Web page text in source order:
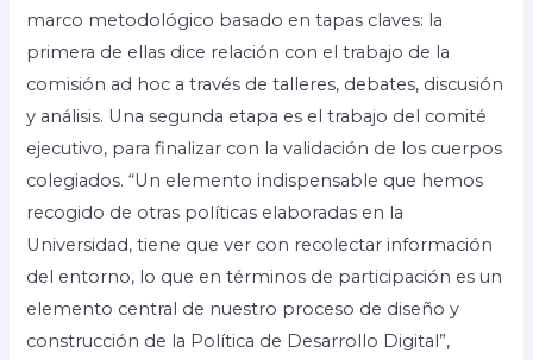
marco metodológico basado en tapas claves: la
primera de ellas dice relación con el trabajo de la
comisión ad hoc a través de talleres, debates, discusión
y análisis. Una segunda etapa es el trabajo del comité
ejecutivo, para finalizar con la validación de los cuerpos
colegiados. “Un elemento indispensable que hemos
recogido de otras políticas elaboradas en la
Universidad, tiene que ver con recolectar información
del entorno, lo que en términos de participación es un
elemento central de nuestro proceso de diseño y
construcción de la Política de Desarrollo Digital”,